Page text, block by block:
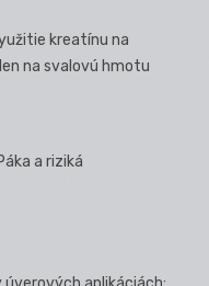
kreatínu na
na svalovú hmotu
a riziká